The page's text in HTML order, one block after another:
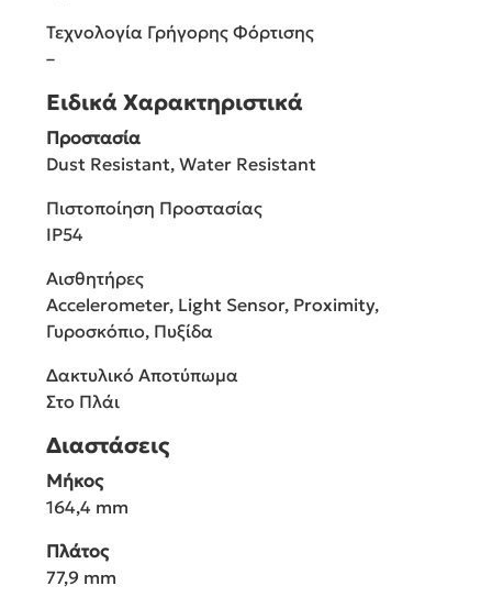
Τεχνολογία Γρήγορης Φόρτισης
–
Ειδικά Χαρακτηριστικά
Προστασία
Dust Resistant, Water Resistant
Πιστοποίηση Προστασίας
IP54
Αισθητήρες
Accelerometer, Light Sensor, Proximity,
Γυροσκόπιο, Πυξίδα
Δακτυλικό Αποτύπωμα
Στο Πλάι
Διαστάσεις
Μήκος
164,4 mm
Πλάτος
77,9 mm